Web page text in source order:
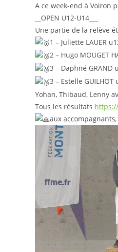
A ce week-end à Voiron
__OPEN U12-U14___
Une partie de la relève
1 – Juliette LAUER
2 – Hugo MOUGET
3 – Daphné GRAND
3 – Estelle GUILHOT
Yohan, Thibaud, Lenny
Tous les résultats
aux